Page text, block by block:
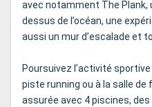
avec notamment The Plank,
dessus de l’océan, une
aussi un mur d’escalade et
Poursuivez l’activité
piste running ou à la salle
assurée avec 4 piscines,